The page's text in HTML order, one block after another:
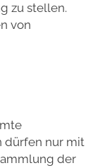
zu stellen.
von
dürfen nur mit
der